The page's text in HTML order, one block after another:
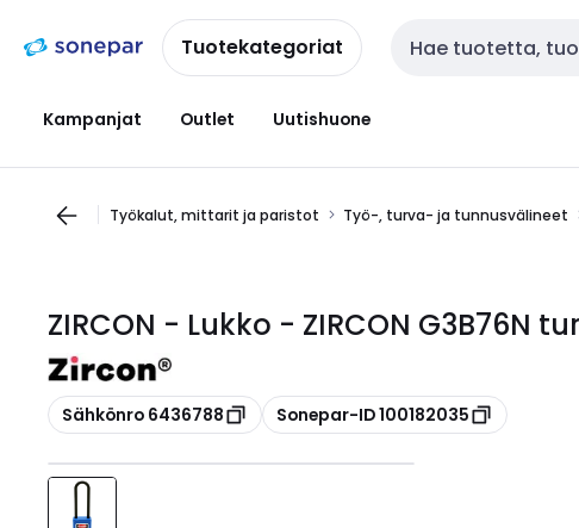
navigointiinsisältöönTuotekategoriat Haku
Kampanjat Outlet Uutishuone
Työkalut, mittarit ja paristot Työ-, turva- ja tunnusvälineet
ZIRCON - Lukko - ZIRCON G3B76N
Kopioi
Sähkönro 6436788 Kopioi
Sonepar-ID 100182035